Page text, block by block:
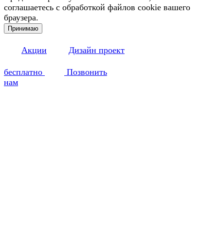
соглашаетесь с обработкой файлов cookie вашего
браузера.
Принимаю
Акции Дизайн проект
бесплатно
Позвонить
нам